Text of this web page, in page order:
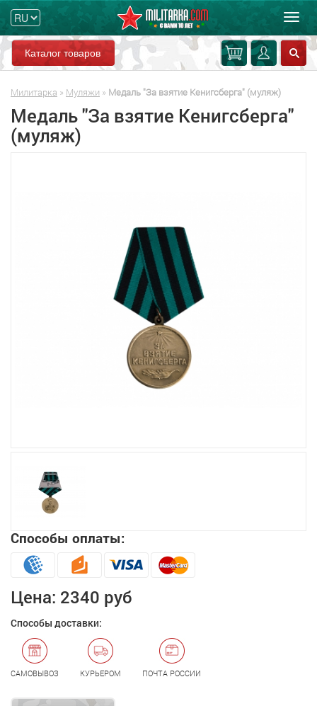
Каталог товаров
Милитарка » Муляжи » Медаль "За взятие Кенигсберга" (муляж)
Медаль "За взятие Кенигсберга"
(муляж)
Способы оплаты:
Цена: 2340 руб
Способы доставки:
САМОВЫВОЗ КУРЬЕРОМ ПОЧТА РОССИИ